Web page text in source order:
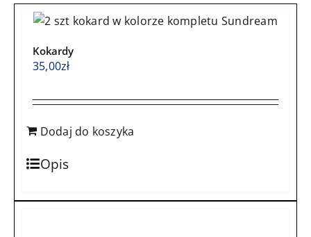
z
Kokardy
35,00zł
Dodaj do koszyka
Opis